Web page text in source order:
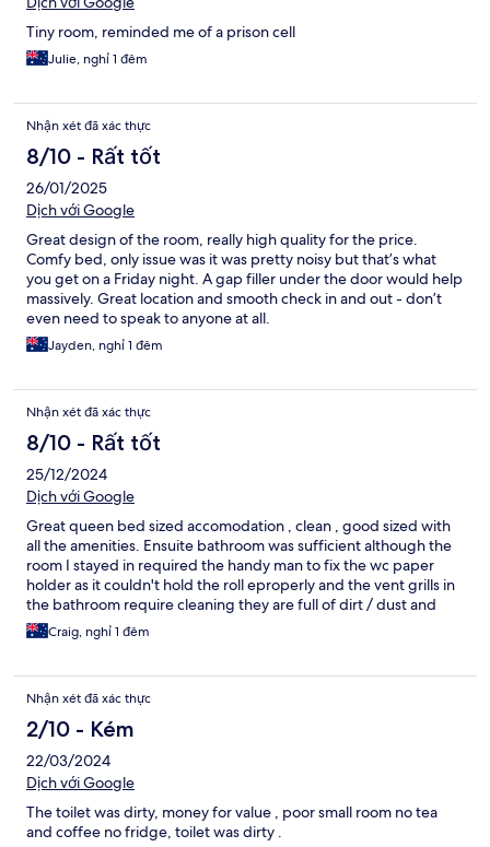
Tiny room, reminded me of a prison cell
Julie, nghỉ 1 đêm
Nhận xét đã xác thực
8/10 - Rất tốt
26/01/2025
Dịch với Google
Great design of the room, really high quality for the price.
Comfy bed, only issue was it was pretty noisy but that’s what
you get on a Friday night. A gap filler under the door would help
massively. Great location and smooth check in and out - don’t
even need to speak to anyone at all.
Jayden, nghỉ 1 đêm
Nhận xét đã xác thực
8/10 - Rất tốt
25/12/2024
Dịch với Google
Great queen bed sized accomodation , clean , good sized with
all the amenities. Ensuite bathroom was sufficient although the
room I stayed in required the handy man to fix the wc paper
holder as it couldn't hold the roll eproperly and the vent grills in
the bathroom require cleaning they are full of dirt / dust and
grime and while these are up high out of eyesight, it reflects
poorly on the overall aesthetic I'm sure management are trying
Craig, nghỉ 1 đêm
Nhận xét đã xác thực
2/10 - Kém
22/03/2024
Dịch với Google
The toilet was dirty, money for value , poor small room no tea
and coffee no fridge, toilet was dirty .